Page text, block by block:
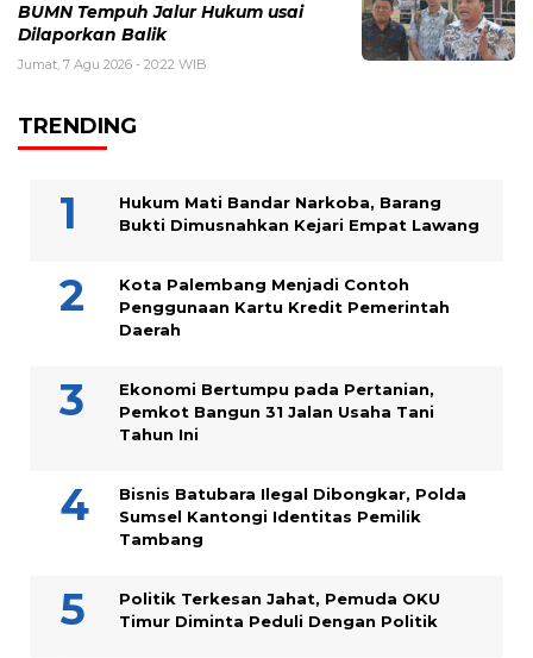
BUMN Tempuh Jalur Hukum usai
Dilaporkan Balik
Jumat, 7 Agu 2026 - 20:22 WIB
TRENDING
Hukum Mati Bandar Narkoba, Barang
Bukti Dimusnahkan Kejari Empat Lawang
Kota Palembang Menjadi Contoh
Penggunaan Kartu Kredit Pemerintah
Daerah
Ekonomi Bertumpu pada Pertanian,
Pemkot Bangun 31 Jalan Usaha Tani
Tahun Ini
Bisnis Batubara Ilegal Dibongkar, Polda
Sumsel Kantongi Identitas Pemilik
Tambang
Politik Terkesan Jahat, Pemuda OKU
Timur Diminta Peduli Dengan Politik